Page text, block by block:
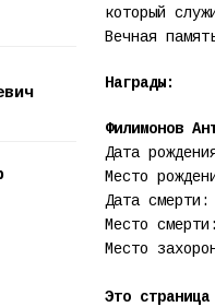
который
Вечная
Награды:
Филимонов
Дата
Место
Дата
Место
Место
Это